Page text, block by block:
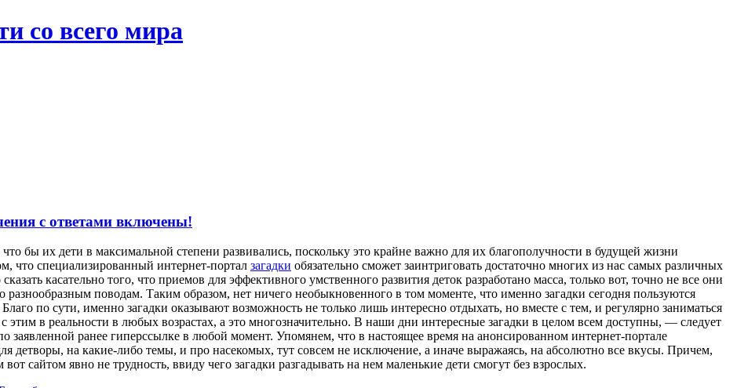
со всего мира
с ответами включены!
бы их дети в максимальной степени развивались, поскольку это крайне важно для их благополучности в будущей жизни
что специализированный интернет-портал загадки обязательно сможет заинтриговать достаточно многих из нас самых различных
касательно того, что приемов для эффективного умственного развития деток разработано масса, только вот, точно не все они
поводам. Таким образом, нет ничего необыкновенного в том моменте, что именно загадки сегодня пользуются
по сути, именно загадки оказывают возможность не только лишь интересно отдыхать, но вместе с тем, и регулярно заниматься
этим в реальности в любых возрастах, а это многозначительно. В наши дни интересные загадки в целом всем доступны, — следует
заявленной ранее гиперссылке в любой момент. Упомянем, что в настоящее время на анонсированном интернет-портале
детворы, на какие-либо темы, и про насекомых, тут совсем не исключение, а иначе выражаясь, на абсолютно все вкусы. Причем,
сайтом явно не трудность, ввиду чего загадки разгадывать на нем маленькие дети смогут без взрослых.